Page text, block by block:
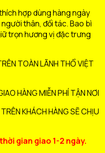
hợp dùng hàng ngày
thân, đối tác. Bao bì
trọn hương vị đặc trưng
TOÀN LÃNH THỔ VIỆT
HÀNG MIỄN PHÍ TẬN NƠI
KHÁCH HÀNG SẼ CHỊU
gian giao 1-2 ngày.